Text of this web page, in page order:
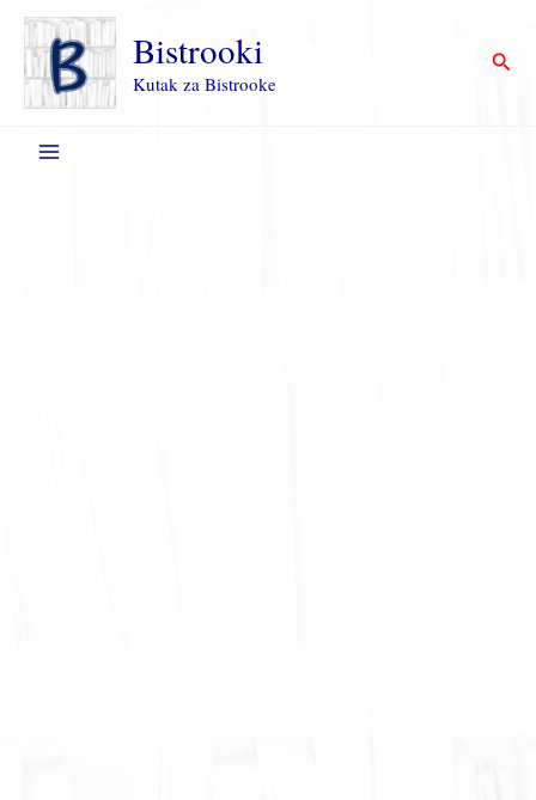
Пређи
садржај
Bistrooki
Kutak za Bistrooke